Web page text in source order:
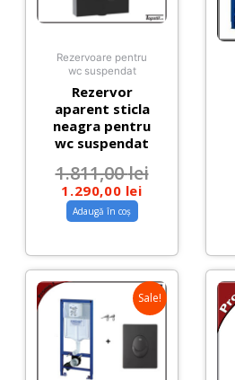
Rezervoare pentru
wc suspendat
Rezervor
aparent sticla
neagra pentru
wc suspendat
1.811,00lei
1.290,00 lei
Adaugă în coș
Sale!